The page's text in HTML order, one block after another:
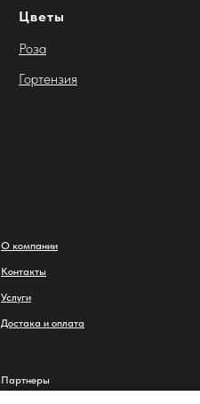
Цветы
Роза
Гортензия
О компании
Контакты
Услуги
Достака и оплата
Партнеры